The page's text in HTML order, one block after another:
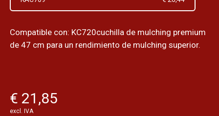
Compatible con: KC720cuchilla de mulching premium
de 47 cm para un rendimiento de mulching superior.
€ 21,85
excl. IVA